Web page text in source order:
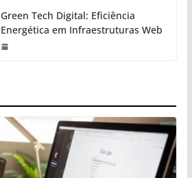
Green Tech Digital: Eficiência
Energética em Infraestruturas Web